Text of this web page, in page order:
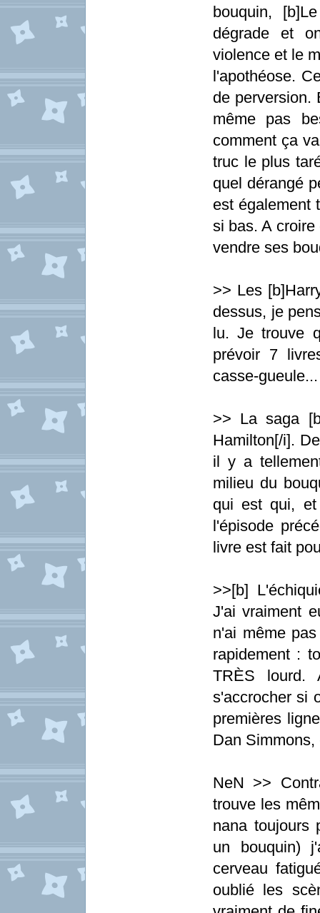
bouquin,
dégrade et
violence et le
l'apothéose.
de perversion.
même pas
comment ça
truc le plus
quel dérangé
est également
si bas. A
vendre ses
>> Les
dessus, je
lu. Je trouve
prévoir 7
casse-gueule...
>> La saga
Hamilton[/i].
il y a
milieu du
qui est qui,
l'épisode
livre est fait
>>[b]
J'ai vraiment
n'ai même
rapidement :
TRÈS lourd.
s'accrocher si
premières
Dan
NeN >>
trouve les
nana toujours
un bouquin)
cerveau
oublié les